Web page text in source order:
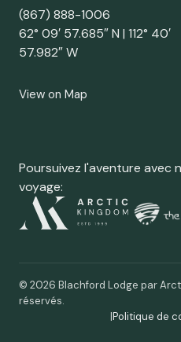
(867) 888-1006
62° 09′ 57.685″ N | 112° 40′
57.982″ W
View on Map
Poursuivez l'aventure avec
voyage:
© 2026 Blachford Lodge par
réservés.
|Politique de